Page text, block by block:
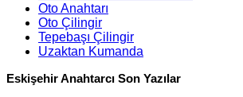
Oto Anahtarı
Oto Çilingir
Tepebaşı Çilingir
Uzaktan Kumanda
Eskişehir Anahtarcı Son Yazılar